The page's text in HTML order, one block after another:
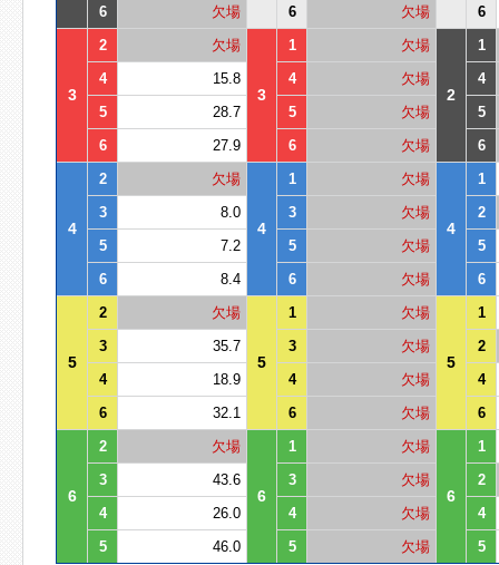
6
欠場 6 欠場 6
3
2 欠場
3
1 欠場
2
1
4
15.8 4 欠場
4
5
28.7 5 欠場
5
6
27.9 6 欠場 6
4
2 欠場
4
1 欠場
4
1
3
8.0 3 欠場
2
5
7.2 5 欠場
5
6
8.4 6 欠場 6
5
2 欠場
5
1 欠場
5
1
3
35.7 3 欠場
2
4
18.9 4 欠場
4
6
32.1 6 欠場 6
6
2 欠場
6
1 欠場
6
1
3
43.6 3 欠場
2
4
26.0 4 欠場
4
5
46.0 5 欠場 5